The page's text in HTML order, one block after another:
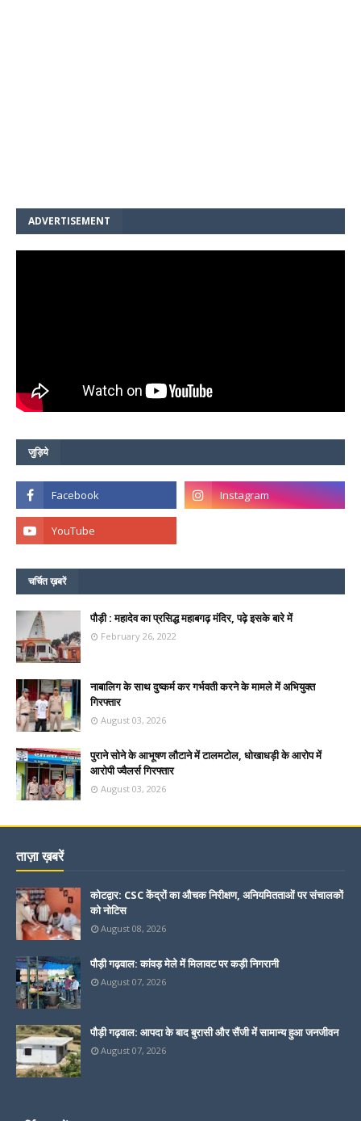
ADVERTISEMENT
जुड़िये
चर्चित ख़बरें
पौड़ी : महादेव का प्रसिद्ध महाबगढ़ मंदिर, पढ़े इसके बारे में
February 26, 2022
नाबालिग के साथ दुष्कर्म कर गर्भवती करने के मामले में अभियुक्त
गिरफ्तार
August 03, 2026
पुराने सोने के आभूषण लौटाने में टालमटोल, धोखाधड़ी के आरोप में
आरोपी ज्वैलर्स गिरफ्तार
August 03, 2026
ताज़ा ख़बरें
कोटद्वार: CSC केंद्रों का औचक निरीक्षण, अनियमितताओं पर संचालकों
को नोटिस
August 08, 2026
पौड़ी गढ़वाल: कांवड़ मेले में मिलावट पर कड़ी निगरानी
August 07, 2026
पौड़ी गढ़वाल: आपदा के बाद बुरासी और सैंजी में सामान्य हुआ जनजीवन
August 07, 2026